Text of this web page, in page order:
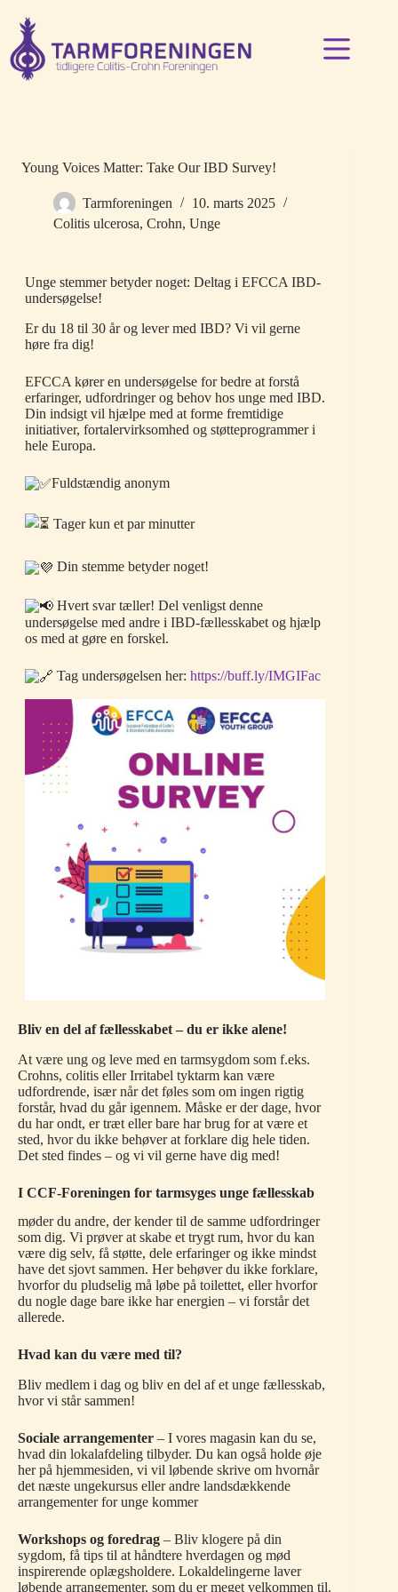
indhold
Young Voices Matter: Take Our IBD Survey!
Tarmforeningen
10. marts 2025
Colitis ulcerosa, Crohn, Unge
Unge stemmer betyder noget: Deltag i EFCCA IBD-
undersøgelse!
Er du 18 til 30 år og lever med IBD? Vi vil gerne
høre fra dig!
EFCCA kører en undersøgelse for bedre at forstå
erfaringer, udfordringer og behov hos unge med IBD.
Din indsigt vil hjælpe med at forme fremtidige
initiativer, fortalervirksomhed og støtteprogrammer i
hele Europa.
Fuldstændig anonym
Tager kun et par minutter
Din stemme betyder noget!
Hvert svar tæller! Del venligst denne
undersøgelse med andre i IBD-fællesskabet og hjælp
os med at gøre en forskel.
Tag undersøgelsen her: https://buff.ly/IMGIFac
Bliv en del af fællesskabet – du er ikke alene!
At være ung og leve med en tarmsygdom som f.eks.
Crohns, colitis eller Irritabel tyktarm kan være
udfordrende, især når det føles som om ingen rigtig
forstår, hvad du går igennem. Måske er der dage, hvor
du har ondt, er træt eller bare har brug for at være et
sted, hvor du ikke behøver at forklare dig hele tiden.
Det sted findes – og vi vil gerne have dig med!
I CCF-Foreningen for tarmsyges unge fællesskab
møder du andre, der kender til de samme udfordringer
som dig. Vi prøver at skabe et trygt rum, hvor du kan
være dig selv, få støtte, dele erfaringer og ikke mindst
have det sjovt sammen. Her behøver du ikke forklare,
hvorfor du pludselig må løbe på toilettet, eller hvorfor
du nogle dage bare ikke har energien – vi forstår det
allerede.
Hvad kan du være med til?
Bliv medlem i dag og bliv en del af et unge fællesskab,
hvor vi står sammen!
Sociale arrangementer – I vores magasin kan du se,
hvad din lokalafdeling tilbyder. Du kan også holde øje
her på hjemmesiden, vi vil løbende skrive om hvornår
det næste ungekursus eller andre landsdækkende
arrangementer for unge kommer
Workshops og foredrag – Bliv klogere på din
sygdom, få tips til at håndtere hverdagen og mød
inspirerende oplægsholdere. Lokaldelingerne laver
løbende arrangementer, som du er meget velkommen til.